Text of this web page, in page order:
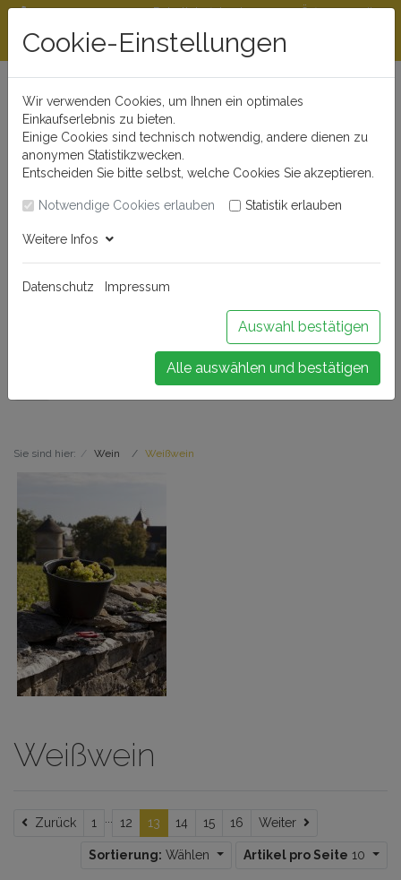
Beratungshotline
0721 - 830 777 0
Rabattstaffeln ab
300 €
Öffnungszeiten
Buchen Sie Ihr Weinseminar!
Sie sind hier: Wein Weißwein
Weißwein
ZurückZurück
1 12 13 14 15 16 Weiter
Sortierung: Wählen Artikel pro Seite 10
Cookie-Einstellungen
Wir verwenden Cookies, um Ihnen ein optimales
Einkaufserlebnis zu bieten.
Einige Cookies sind technisch notwendig, andere dienen zu
anonymen Statistikzwecken.
Entscheiden Sie bitte selbst, welche Cookies Sie akzeptieren.
Notwendige Cookies erlauben Statistik erlauben
Weitere Infos
Datenschutz Impressum
Auswahl bestätigen
Alle auswählen und bestätigen